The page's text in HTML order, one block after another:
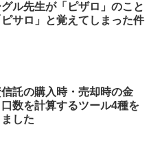
ル先生が「ピザロ」のこと
サロ」と覚えてしまった件
託の購入時・売却時の金
数を計算するツール4種を
した